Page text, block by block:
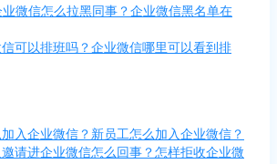
微信怎么拉黑同事？企业微信黑名单在
可以排班吗？企业微信哪里可以看到排
入企业微信？新员工怎么加入企业微信？
请进企业微信怎么回事？怎样拒收企业微